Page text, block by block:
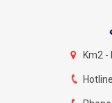
Km2 -